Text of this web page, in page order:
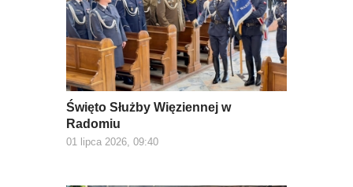
Święto Służby Więziennej w
Radomiu
01 lipca 2026, 09:40